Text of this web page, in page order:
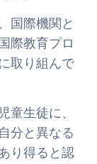
国際機関と
際教育プロ
取り組んで
童生徒に、
分と異なる
り得ると認